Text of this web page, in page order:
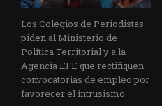
Los Colegios de Periodistas
piden al Ministerio de
Política Territorial y a la
Agencia EFE que rectifiquen
convocatorias de empleo por
favorecer el intrusismo